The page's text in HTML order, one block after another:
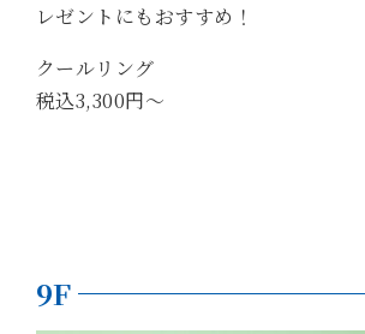
レゼントにもおすすめ！
クールリング
税込3,300円～
9F